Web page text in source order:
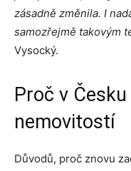
zásadně změnila. I
samozřejmě takovým
Vysocký.
Proč v
nemovitostí
Důvodů, proč znovu